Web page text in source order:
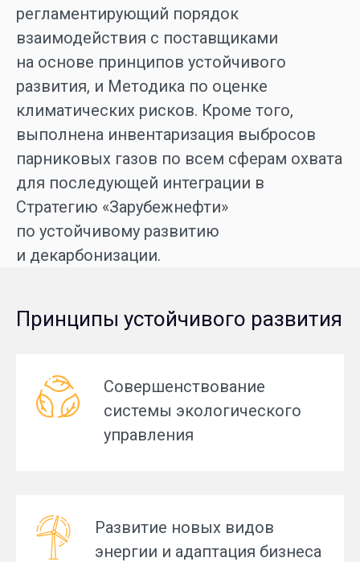
регламентирующий порядок
взаимодействия с поставщиками
на основе принципов устойчивого
развития, и Методика по оценке
климатических рисков. Кроме того,
выполнена инвентаризация выбросов
парниковых газов по всем сферам охвата
для последующей интеграции в
Стратегию «Зарубежнефти»
по устойчивому развитию
и декарбонизации.
Принципы устойчивого развития
Совершенствование
системы экологического
управления
Развитие новых видов
энергии и адаптация бизнеса